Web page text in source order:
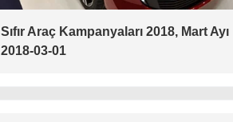
Sıfır Araç Kampanyaları 2018, Mart Ayı
2018-03-01